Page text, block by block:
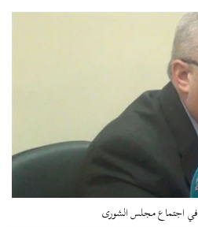
في اجتماع مجلس الشورى